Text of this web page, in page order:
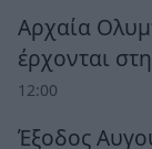
Αρχαία
έρχονται
12:00
Έξοδος